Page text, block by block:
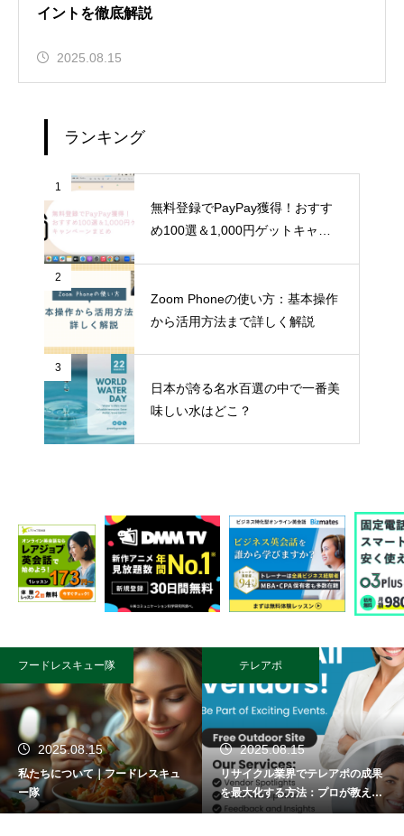
イントを徹底解説
2025.08.15
ランキング
1
無料登録でPayPay獲得！おすす
め100選＆1,000円ゲットキャン
2
Zoom Phoneの使い方：基本操作
から活用方法まで詳しく解説
3
日本が誇る名水百選の中で一番美
味しい水はどこ？
フードレスキュー隊
2025.08.15
私たちについて｜フードレスキュ
ー隊
テレアポ
2025.08.15
リサイクル業界でテレアポの成果
を最大化する方法：プロが教える
成功術